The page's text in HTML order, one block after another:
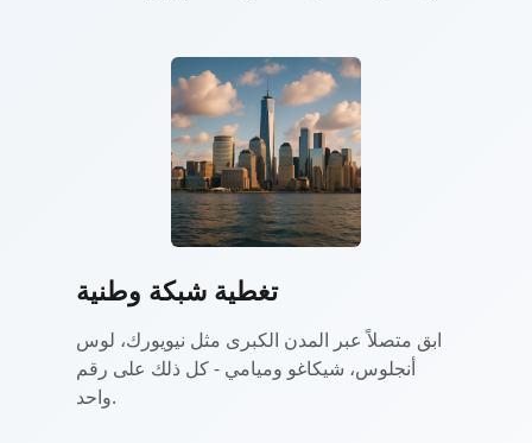
تغطية شبكة وطنية
ابق متصلاً عبر المدن الكبرى مثل نيويورك، لوس
أنجلوس، شيكاغو وميامي - كل ذلك على رقم
واحد.